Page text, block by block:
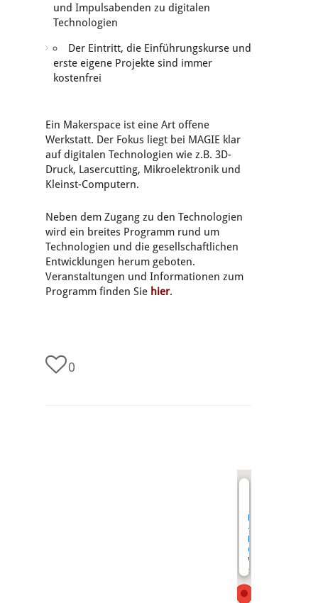
und Impulsabenden zu digitalen
Technologien
Der Eintritt, die Einführungskurse und
erste eigene Projekte sind immer
kostenfrei
Ein Makerspace ist eine Art offene
Werkstatt. Der Fokus liegt bei MAGIE klar
auf digitalen Technologien wie z.B. 3D-
Druck, Lasercutting, Mikroelektronik und
Kleinst-Computern.
Neben dem Zugang zu den Technologien
wird ein breites Programm rund um
Technologien und die gesellschaftlichen
Entwicklungen herum geboten.
Veranstaltungen und Informationen zum
Programm finden Sie hier.
0
MAGIE
–
Makerspace
Gießen
Walltorstr.
57